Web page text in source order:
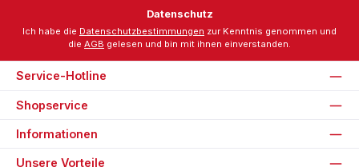
Datenschutz
Ich habe die Datenschutzbestimmungen zur Kenntnis genommen und
die AGB gelesen und bin mit ihnen einverstanden.
Service-Hotline
Shopservice
Informationen
Unsere Vorteile